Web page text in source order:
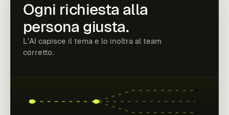
Ogni richiesta alla
persona giusta.
L'AI capisce il tema e lo inoltra al team
corretto.